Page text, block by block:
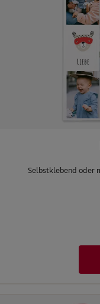
Selbstklebend oder